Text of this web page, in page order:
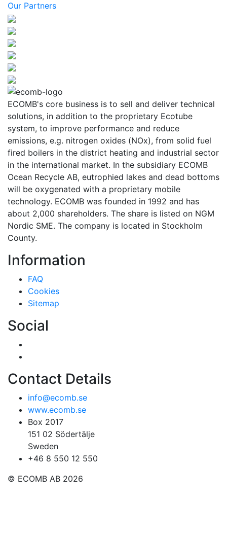
Our Partners
ECOMB's core business is to sell and deliver technical
solutions, in addition to the proprietary Ecotube
system, to improve performance and reduce
emissions, e.g. nitrogen oxides (NOx), from solid fuel
fired boilers in the district heating and industrial sector
in the international market. In the subsidiary ECOMB
Ocean Recycle AB, eutrophied lakes and dead bottoms
will be oxygenated with a proprietary mobile
technology. ECOMB was founded in 1992 and has
about 2,000 shareholders. The share is listed on NGM
Nordic SME. The company is located in Stockholm
County.
Information
FAQ
Cookies
Sitemap
Social
Contact Details
info@ecomb.se
www.ecomb.se
Box 2017
151 02 Södertälje
Sweden
+46 8 550 12 550
© ECOMB AB 2026